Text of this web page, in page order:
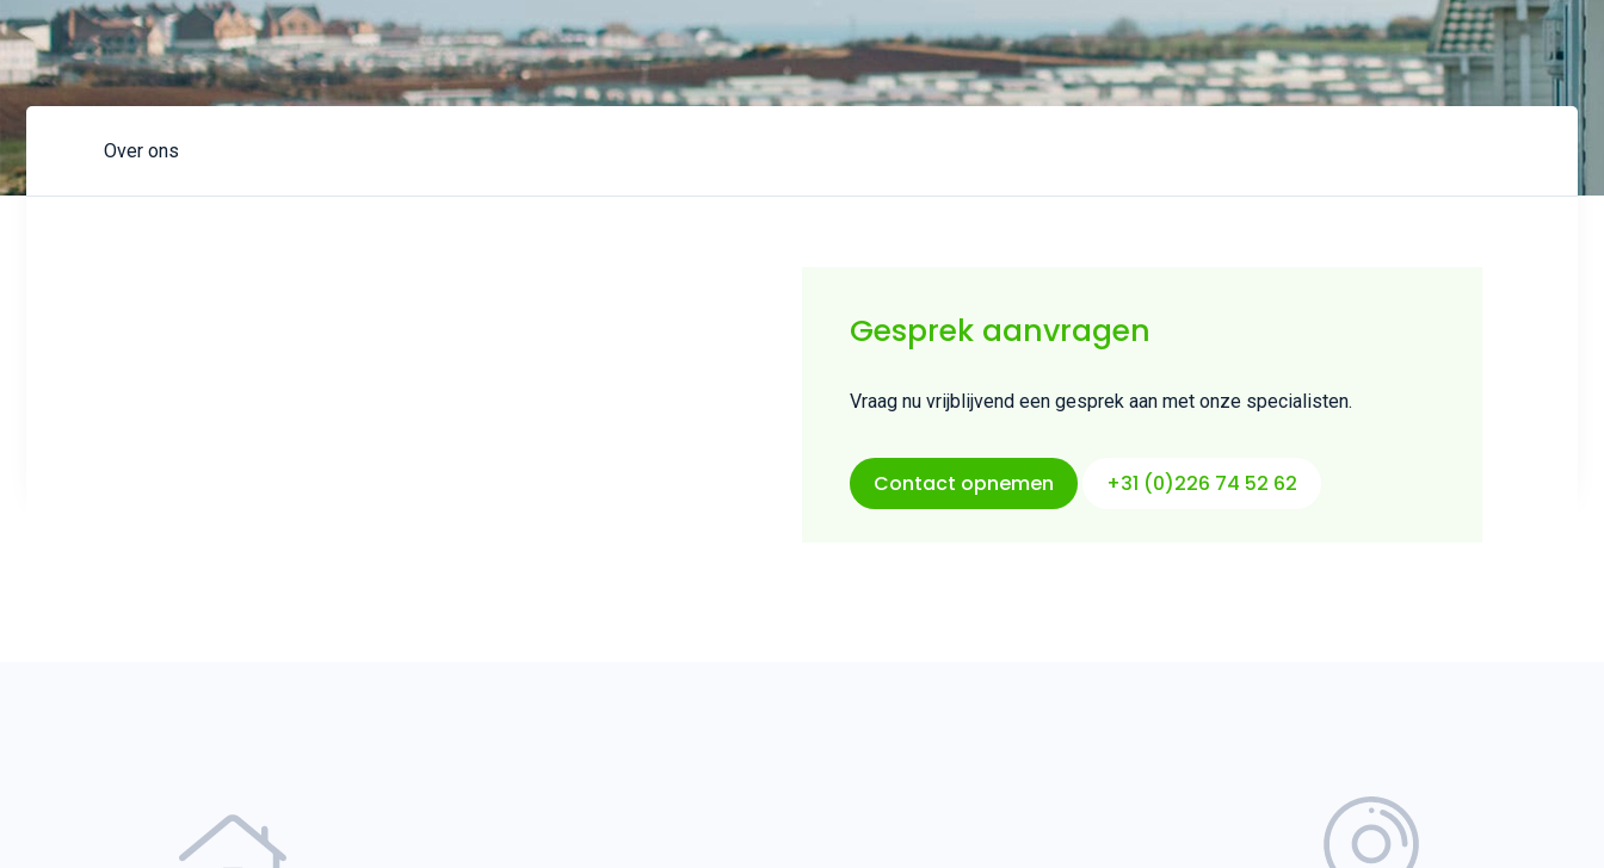
Over ons
Gesprek aanvragen
Vraag nu vrijblijvend een gesprek aan met onze specialisten.
Contact opnemen +31 (0)226 74 52 62